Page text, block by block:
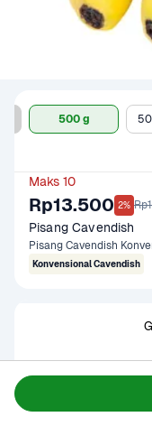
500 g
Maks 10
Rp13.500 2%
Pisang Cavendish
Pisang Cavendish
Konvensional Cavendish
Informasi